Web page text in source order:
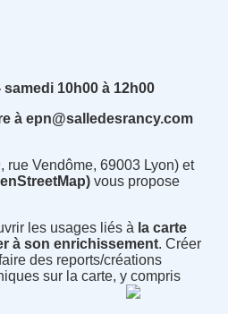
10h00 à 12h00
à epn@salledesrancy.com
rue Vendôme, 69003 Lyon) et
vous propose
les usages liés à la carte
à son enrichissement. Créer
des reports/créations
sur la carte, y compris